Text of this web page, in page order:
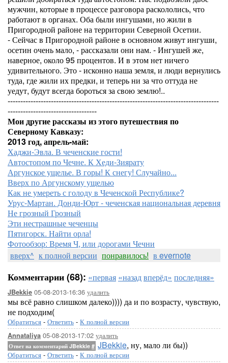
мужчин, которые в процессе разговора раскололись, что
работают в органах. Оба были ингушами, но жили в
Пригородной районе на территории Северной Осетии.
- Сейчас в Пригородной районе в основном живут ингуши,
осетин очень мало, - рассказали они нам. - Ингушей же,
наверное, около 95 процентов. И в этом нет ничего
удивительного. Это - исконно наша земля, и люди вернулись
туда, где жили их предки, и теперь ни за что оттуда не
уедут, будут всегда бороться за свою землю!..
-----------------------------------------------------------------------------------
-----------------------------------
Мои другие рассказы из этого путешествия по
Северному Кавказу:
2013 год, апрель-май:
Хаджи-Эвла. В чеченские гости!
Автостопом по Чечне. К Хеди-Зиярату
Аргунское ущелье. В горы! К снегу! Случайно...
Вверх по Аргунскому ущелью
Как не умереть с голоду в Чеченской Республике?
Урус-Мартан. Донди-Юрт - чеченская национальная деревня
Не грозный Грозный
Эти нестрашные чеченцы
Пятигорск. Найти орла!
Фотообзор: Время Ч, или дорогами Чечни
вверх^ к полной версии понравилось! в evernote
Комментарии (68): «первая «назадвперёд» последняя»
JBekkie 05-08-2013-16:36 удалить
мы всё равно слишком далеко)))) да и по возрасту, чувствую,
не подходим(
Обратиться - Ответить - К полной версии
Annataliya 05-08-2013-17:02 удалить
Ответ на комментарий JBekkie # JBekkie, ну, мало ли бы))
Обратиться - Ответить - К полной версии